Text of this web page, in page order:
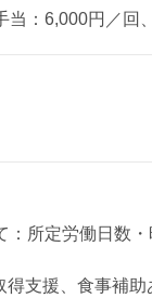
当：6,000円／回
所定労働日数
支援、食事補助